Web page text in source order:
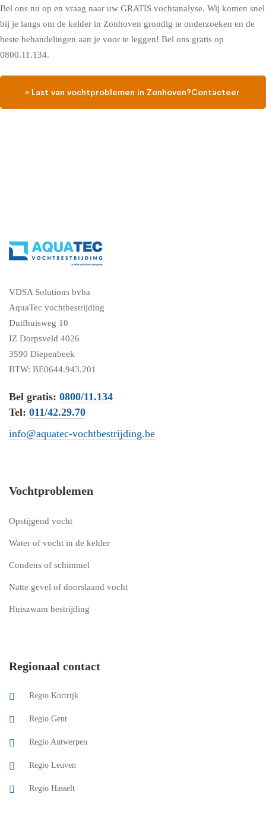
Bel ons nu op en vraag naar uw GRATIS vochtanalyse. Wij komen snel
bij je langs om de kelder in Zonhoven grondig te onderzoeken en de
beste behandelingen aan je voor te leggen! Bel ons gratis op
0800.11.134.
» Last van vochtproblemen in Zonhoven?Contacteer
VDSA Solutions bvba
AquaTec vochtbestrijding
Duifhuisweg 10
IZ Dorpsveld 4026
3590 Diepenbeek
BTW: BE0644.943.201
Bel gratis: 0800/11.134
Tel: 011/42.29.70
info@aquatec-vochtbestrijding.be
Vochtproblemen
Opstijgend vocht
Water of vocht in de kelder
Condens of schimmel
Natte gevel of doorslaand vocht
Huiszwam bestrijding
Regionaal contact
Regio Kortrijk
Regio Gent
Regio Antwerpen
Regio Leuven
Regio Hasselt